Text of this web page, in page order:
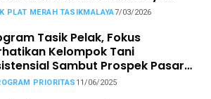
Tempuh Jalur Hukum.
PLAT MERAH TASIKMALAYA7/03/2026
Tasik Pelak, Fokus
Kelompok Tani
Sambut Prospek Pasar
PRIORITAS 11/06/2025